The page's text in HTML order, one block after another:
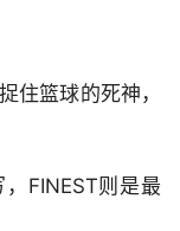
住篮球的死神，
FINEST则是最